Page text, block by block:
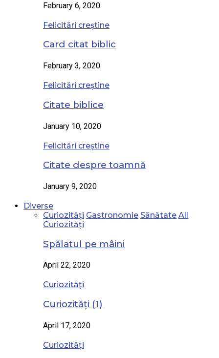
February 6, 2020
Felicitări creștine
Card citat biblic
February 3, 2020
Felicitări creștine
Citate biblice
January 10, 2020
Felicitări creștine
Citate despre toamnă
January 9, 2020
Diverse
Curiozități Gastronomie Sănătate All
Curiozități
Spălatul pe mâini
April 22, 2020
Curiozități
Curiozități (1)
April 17, 2020
Curiozități